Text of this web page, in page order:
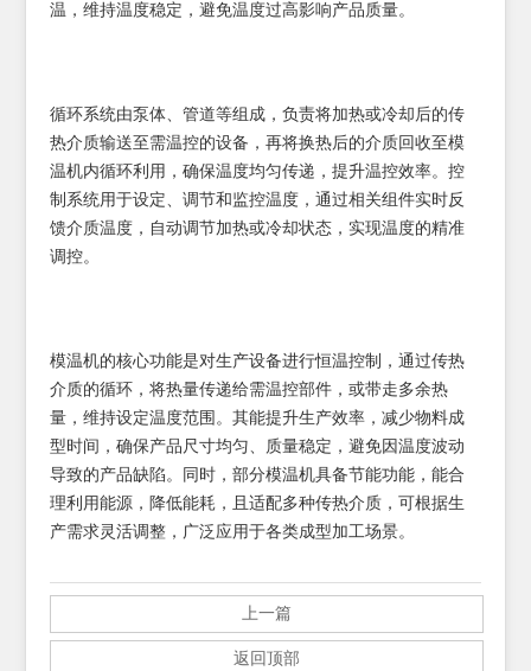
温，维持温度稳定，避免温度过高影响产品质量。
循环系统由泵体、管道等组成，负责将加热或冷却后的传
热介质输送至需温控的设备，再将换热后的介质回收至模
温机内循环利用，确保温度均匀传递，提升温控效率。控
制系统用于设定、调节和监控温度，通过相关组件实时反
馈介质温度，自动调节加热或冷却状态，实现温度的精准
调控。
模温机的核心功能是对生产设备进行恒温控制，通过传热
介质的循环，将热量传递给需温控部件，或带走多余热
量，维持设定温度范围。其能提升生产效率，减少物料成
型时间，确保产品尺寸均匀、质量稳定，避免因温度波动
导致的产品缺陷。同时，部分模温机具备节能功能，能合
理利用能源，降低能耗，且适配多种传热介质，可根据生
产需求灵活调整，广泛应用于各类成型加工场景。
上一篇
返回顶部